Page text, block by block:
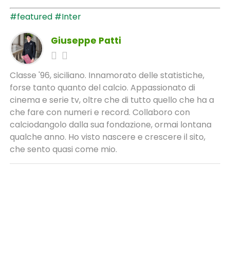
#featured #Inter
Giuseppe Patti
Classe '96, siciliano. Innamorato delle statistiche,
forse tanto quanto del calcio. Appassionato di
cinema e serie tv, oltre che di tutto quello che ha a
che fare con numeri e record. Collaboro con
calciodangolo dalla sua fondazione, ormai lontana
qualche anno. Ho visto nascere e crescere il sito,
che sento quasi come mio.